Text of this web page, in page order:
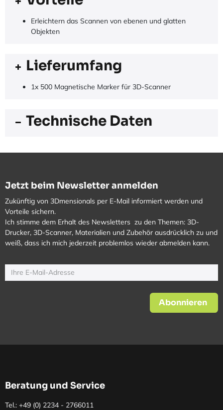
Erleichtern das Scannen von ebenen und glatten
Objekten
Lieferumfang
1x 500 Magnetische Marker für 3D-Scanner
Technische Daten
Jetzt beim Newsletter anmelden
Zukünftig von 3Dmensionals per E-Mail informiert werden und
Vorteile sichern.
Ich stimme dem Erhalt des Newsletters zu den Themen: 3D-
Drucker, 3D-Scanner, Materialien und Zubehör ausdrücklich zu und
weiß, dass ich mich jederzeit problemlos wieder abmelden kann.
Abonnieren
Beratung und Service
Tel.: +49 (0) 2234 - 2766011